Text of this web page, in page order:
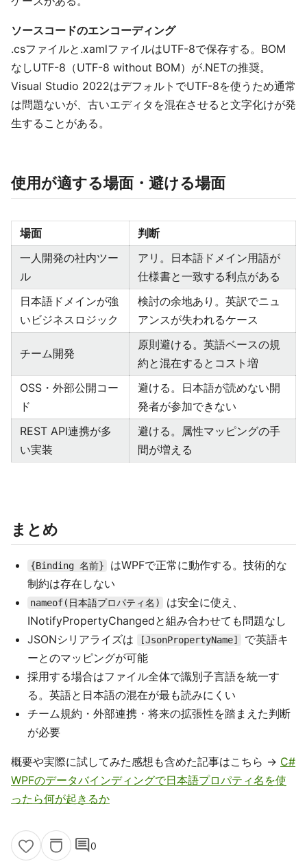
ソースコードのエンコーディング
.csファイルと.xamlファイルはUTF-8で保存する。BOM
なしUTF-8（UTF-8 without BOM）が.NETの推奨。
Visual Studio 2022はデフォルトでUTF-8を使うため通常
は問題ないが、古いエディタを混在させると文字化けが発
生することがある。
使用が適する場面・避ける場面
場面
判断
一人開発の社内ツー
ル
アリ。日本語ドメイン用語が
仕様書と一致する利点がある
日本語ドメインが強
いビジネスロジック
検討の余地あり。英訳でニュ
アンスが失われるケース
チーム開発
原則避ける。英語ベースの規
約と混在するとコスト増
OSS・外部公開コー
ド
避ける。日本語が読めない開
発者が参加できない
REST API連携が多
い実装
避ける。属性マッピングの手
間が増える
まとめ
{Binding 名前}
はWPFで正常に動作する。技術的な
制約は存在しない
nameof(日本語プロパティ名)
は安全に使え、
INotifyPropertyChangedと組み合わせても問題なし
JSONシリアライズは
[JsonPropertyName]
で英語キ
ーとのマッピングが可能
採用する場合はファイル全体で識別子言語を統一す
る。英語と日本語の混在が最も読みにくい
チーム規約・外部連携・将来の拡張性を踏まえた判断
が必要
概要や実際に試してみた感想も含めた記事はこちら → C#
WPFのデータバインディングで日本語プロパティ名を使
ったら何が起きるか
comment0